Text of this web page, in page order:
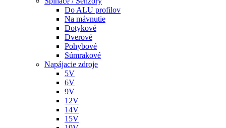
Do ALU profilov
Na mávnutie
Dotykové
Dverové
Pohybové
Súmrakové
Napájacie zdroje
5V
6V
9V
12V
14V
15V